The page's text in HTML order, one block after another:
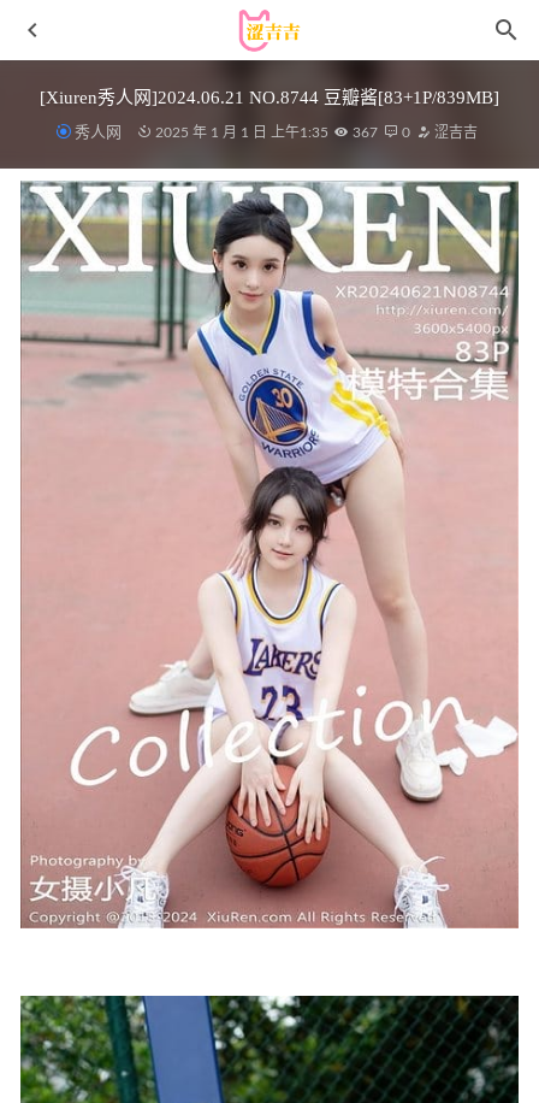
[Xiuren秀人网]2024.06.21 NO.8744 豆瓣酱[83+1P/839MB]
秀人网 2025 年 1 月 1 日 上午1:35 367 0 涩吉吉
[微密圈]一妍爱运动 – 封妖肥臀 [14P-43M]
2024-07-16
[Xiuren秀人网]2024.04.16 NO.8401 安然anran[80+1P/666MB]
2024-08-02
[XIUREN秀人网]2022.09.13 VOL.5579 谢晚晚[61+1P／
奈汐酱nice – NO.078 &奶桃 限制区[73P-360MB]
rioko凉凉子 – NO.117 大凤 海滨的白日美梦[24P-312MB]